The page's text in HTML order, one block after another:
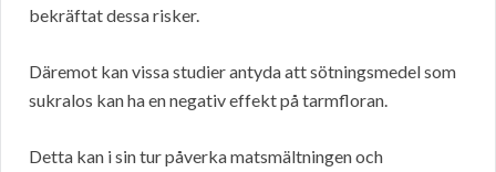
bekräftat dessa risker.
Däremot kan vissa studier antyda att sötningsmedel som
sukralos kan ha en negativ effekt på tarmfloran.
Detta kan i sin tur påverka matsmältningen och